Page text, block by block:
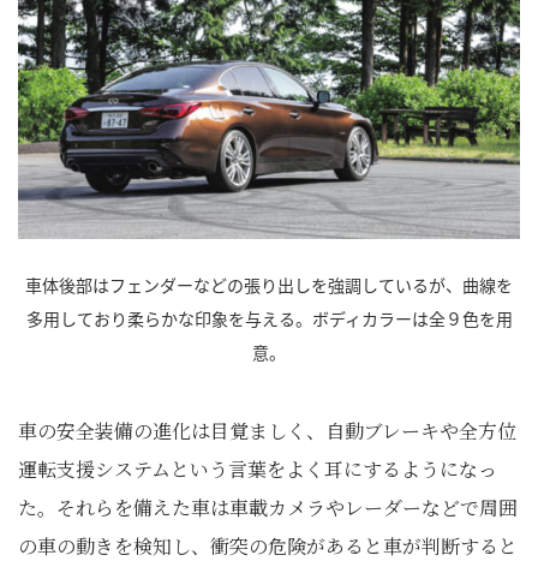
車体後部はフェンダーなどの張り出しを強調しているが、曲線を
多用しており柔らかな印象を与える。ボディカラーは全９色を用
意。
車の安全装備の進化は目覚ましく、自動ブレーキや全方位
運転支援システムという言葉をよく耳にするようになっ
た。それらを備えた車は車載カメラやレーダーなどで周囲
の車の動きを検知し、衝突の危険があると車が判断すると